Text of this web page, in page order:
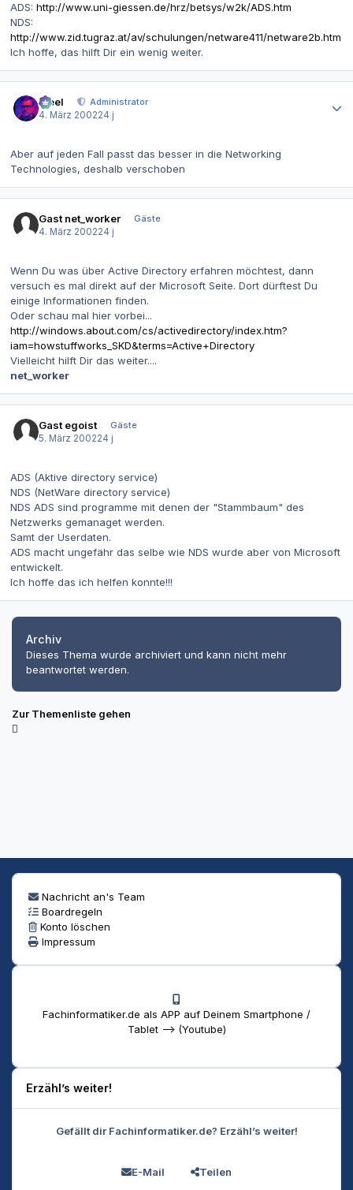
ADS: http://www.uni-giessen.de/hrz/betsys/w2k/ADS.htm
NDS:
http://www.zid.tugraz.at/av/schulungen/netware411/netware2b.htm
Ich hoffe, das hilft Dir ein wenig weiter.
steel
Administrator
4. März 200224 j
Aber auf jeden Fall passt das besser in die Networking
Technologies, deshalb verschoben
Gast net_worker
Gäste
4. März 200224 j
Wenn Du was über Active Directory erfahren möchtest, dann
versuch es mal direkt auf der Microsoft Seite. Dort dürftest Du
einige Informationen finden.
Oder schau mal hier vorbei...
http://windows.about.com/cs/activedirectory/index.htm?
iam=howstuffworks_SKD&terms=Active+Directory
Vielleicht hilft Dir das weiter....
net_worker
Gast egoist
Gäste
5. März 200224 j
ADS (Aktive directory service)
NDS (NetWare directory service)
NDS ADS sind programme mit denen der "Stammbaum" des
Netzwerks gemanaget werden.
Samt der Userdaten.
ADS macht ungefähr das selbe wie NDS wurde aber von Microsoft
entwickelt.
Ich hoffe das ich helfen konnte!!!
Archiv
Dieses Thema wurde archiviert und kann nicht mehr
beantwortet werden.
Zur Themenliste gehen
Nachricht an's Team
Boardregeln
Konto löschen
Impressum
Fachinformatiker.de als APP auf Deinem Smartphone /
Tablet --> (Youtube)
Erzähl’s weiter!
Gefällt dir Fachinformatiker.de? Erzähl’s weiter!
E-Mail Teilen